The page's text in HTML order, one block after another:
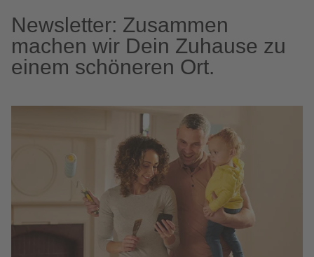
Newsletter: Zusammen
machen wir Dein Zuhause zu
einem schöneren Ort.